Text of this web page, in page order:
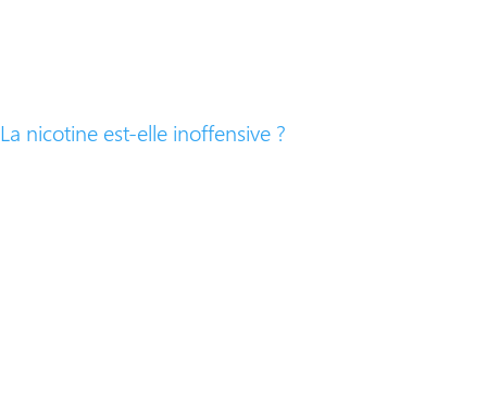
La nicotine est-elle inoffensive ?